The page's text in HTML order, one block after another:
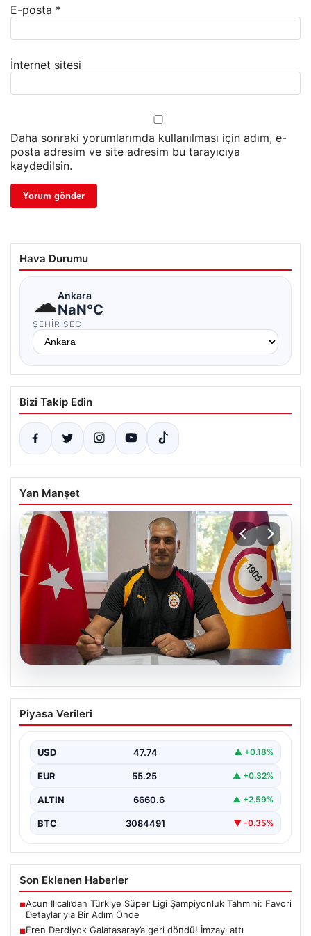
E-posta *
İnternet sitesi
Daha sonraki yorumlarımda kullanılması için adım, e-
posta adresim ve site adresim bu tarayıcıya
kaydedilsin.
Hava Durumu
☁Ankara
NaN°C
ŞEHIR SEÇ
Bizi Takip Edin
Yan Manşet
Eren Derdiyok Galatasaray’a geri
döndü! İmzayı attı
Piyasa Verileri
USD 47.74 ▲ +0.18%
EUR 55.25 ▲ +0.32%
ALTIN 6660.6 ▲ +2.59%
BTC 3084491 ▼ -0.35%
Son Eklenen Haberler
■Acun Ilıcalı’dan Türkiye Süper Ligi Şampiyonluk Tahmini: Favori
Detaylarıyla Bir Adım Önde
■Eren Derdiyok Galatasaray’a geri döndü! İmzayı attı